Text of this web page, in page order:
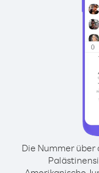
Die Nummer